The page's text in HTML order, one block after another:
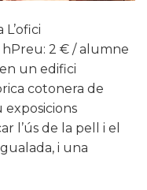
L’ofici
hPreu: 2 € / alumne
un edifici
cotonera de
exposicions
l’ús de la pell i el
i una